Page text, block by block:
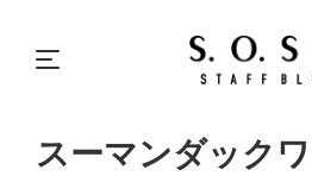
スーマンダック